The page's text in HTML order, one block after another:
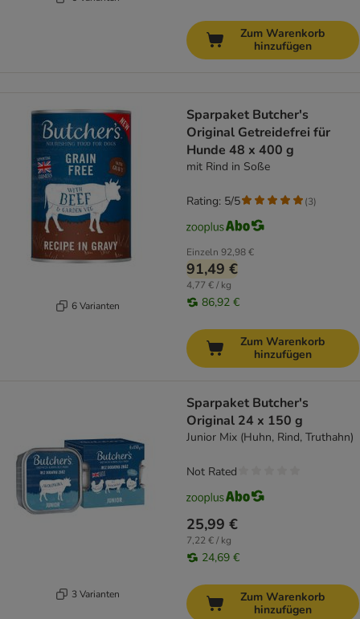
Zum Warenkorb
hinzufügen
6 Varianten
Sparpaket Butcher's
Original Getreidefrei für
Hunde 48 x 400 g
mit Rind in Soße
Einzeln 92,98 €
91,49 €
4,77 € / kg
86,92 €
Rating: 5/5 (3)
Zum Warenkorb
hinzufügen
3 Varianten
Sparpaket Butcher's
Original 24 x 150 g
Junior Mix (Huhn, Rind, Truthahn)
25,99 €
7,22 € / kg
24,69 €
Not Rated
Zum Warenkorb
hinzufügen